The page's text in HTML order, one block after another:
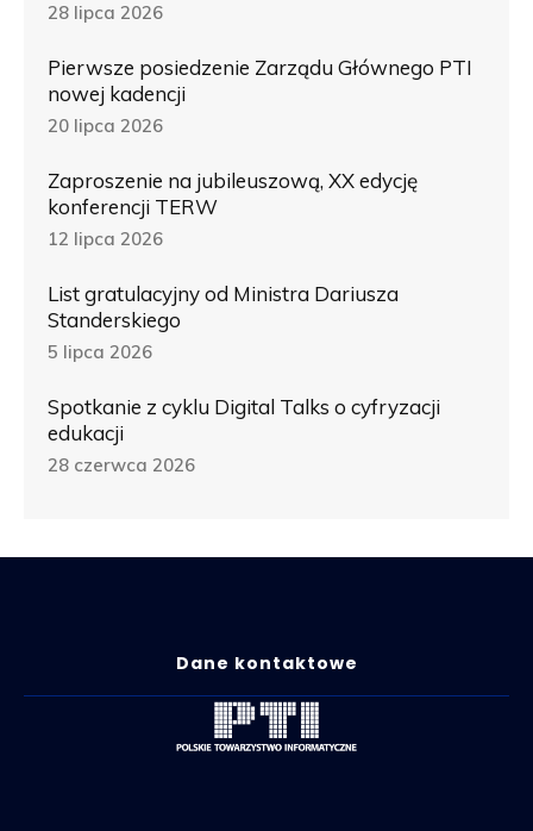
28 lipca 2026
Pierwsze posiedzenie Zarządu Głównego PTI
nowej kadencji
20 lipca 2026
Zaproszenie na jubileuszową, XX edycję
konferencji TERW
12 lipca 2026
List gratulacyjny od Ministra Dariusza
Standerskiego
5 lipca 2026
Spotkanie z cyklu Digital Talks o cyfryzacji
edukacji
28 czerwca 2026
Dane kontaktowe